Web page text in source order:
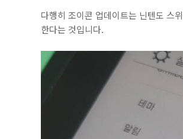
다행히 조이콘 업데이트는 닌텐도 스
한다는 것입니다.